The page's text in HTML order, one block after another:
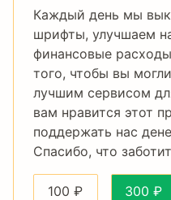
Каждый день мы
шрифты, улучшаем
финансовые
того, чтобы вы
лучшим сервисом
вам нравится этот
поддержать нас
Спасибо, что
100 ₽ 300 ₽